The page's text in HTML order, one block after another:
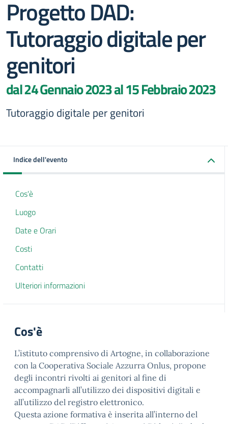
Progetto DAD:
Tutoraggio digitale per
genitori
dal 24 Gennaio 2023 al 15 Febbraio 2023
Tutoraggio digitale per genitori
Indice dell'evento
Cos'è
Luogo
Date e Orari
Costi
Contatti
Ulteriori informazioni
Cos'è
L’istituto comprensivo di Artogne, in collaborazione
con la Cooperativa Sociale Azzurra Onlus, propone
degli incontri rivolti ai genitori al fine di
accompagnarli all’utilizzo dei dispositivi digitali e
all’utilizzo del registro elettronico.
Questa azione formativa è inserita all’interno del